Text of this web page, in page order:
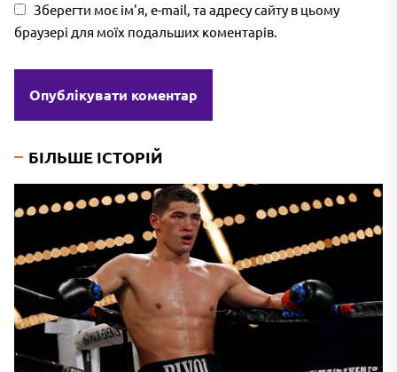
Зберегти моє ім'я, e-mail, та адресу сайту в цьому
браузері для моїх подальших коментарів.
БІЛЬШЕ ІСТОРІЙ